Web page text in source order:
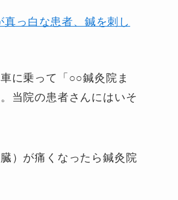
っ白な患者、鍼を刺し
に乗って「○○鍼灸院ま
当院の患者さんにはいそ
）が痛くなったら鍼灸院